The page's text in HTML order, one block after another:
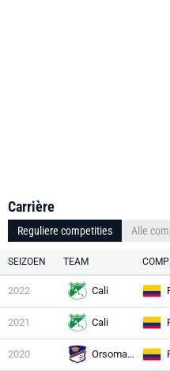
Carrière
Reguliere competities Alle
SEIZOEN TEAM
2022 Cali
2021 Cali
2020 Orsomarso